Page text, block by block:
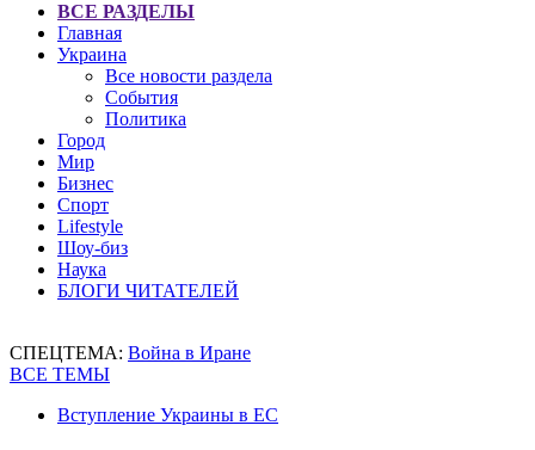
ВСЕ РАЗДЕЛЫ
Главная
Украина
Все новости раздела
События
Политика
Город
Мир
Бизнес
Спорт
Lifestyle
Шоу-биз
Наука
БЛОГИ ЧИТАТЕЛЕЙ
СПЕЦТЕМА: Война в Иране
ВСЕ ТЕМЫ
Вступление Украины в ЕС